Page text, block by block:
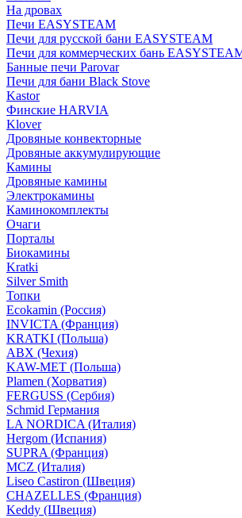
На дровах
Печи EASYSTEAM
Печи для русской бани EASYSTEAM
Печи для коммерческих бань
Банные печи Parovar
Печи для бани Black Stove
Kastor
Финские HARVIA
Klover
Дровяные конвекторные
Дровяные аккумулирующие
Камины
Дровяные камины
Электрокамины
Каминокомплекты
Очаги
Порталы
Биокамины
Kratki
Silver Smith
Топки
Ecokamin (Россия)
INVICTA (Франция)
KRATKI (Польша)
ABX (Чехия)
KAW-MET (Польша)
Plamen (Хорватия)
FERGUSS (Сербия)
Schmid Германия
LA NORDICA (Италия)
Hergom (Испания)
SUPRA (Франция)
MCZ (Италия)
Liseo Castiron (Швеция)
CHAZELLES (Франция)
Keddy (Швеция)